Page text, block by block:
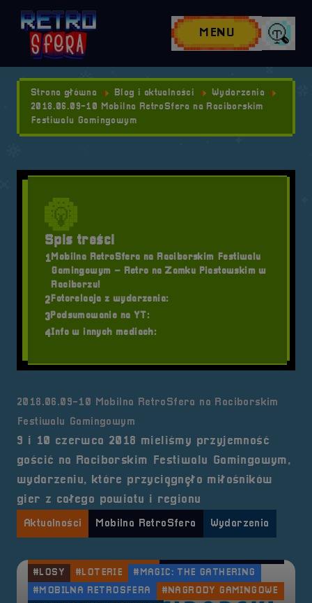
Przejdź do nawigacji
Przejdź do treści
Przejdź do stopki
MENU
Strona główna Blog i aktualności
Wydarzenia
2018.06.09-10 Mobilna RetroSfera na Raciborskim
Festiwalu Gamingowym
2018.06.09-10 Mobilna RetroSfera na Raciborskim
Festiwalu Gamingowym
9 i 10 czerwca 2018 mieliśmy przyjemność
gościć na Raciborskim Festiwalu Gamingowym,
wydarzeniu, które przyciągnęło miłośników
gier z całego powiatu i regionu
Aktualności Mobilna RetroSfera Wydarzenia
Tagi: #AREK RADYJKO
#BEZPŁATNY WSTĘP
#COUNTER-STRIKE: GLOBAL OFFENSIVE
#FIFA 2018
#GAMEDOT
#GRY I ZABAWY
#JAPOŃSKIE SŁODYCZE
#KOLTECH
#LOSY
#LOTERIE
#MAGIC: THE GATHERING
#MOBILNA RETROSFERA
#NAGRODY GAMINGOWE
Spis treści
1Mobilna RetroSfera na Raciborskim Festiwalu
Gamingowym – Retro na Zamku Piastowskim w
Raciborzu!
2Fotorelacja z wydarzenia:
3Podsumowanie na YT:
4Info w innych mediach: